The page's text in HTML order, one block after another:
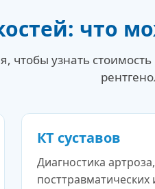
что
узнать
КТ суставов
Диагностика